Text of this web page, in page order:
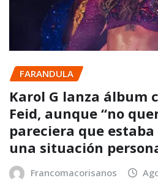
FARANDULA
Karol G lanza álbum
Feid, aunque “no
pareciera que
una situación
Francomacorisanos